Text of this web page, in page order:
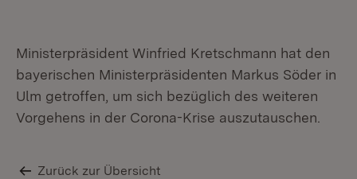
Ministerpräsident Winfried Kretschmann hat den
bayerischen Ministerpräsidenten Markus Söder in
Ulm getroffen, um sich bezüglich des weiteren
Vorgehens in der Corona-Krise auszutauschen.
Zurück zur Übersicht